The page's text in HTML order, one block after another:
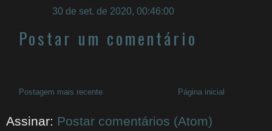
30 de set. de 2020, 00:46:00
Postar um comentário
Postagem mais recente Página inicial
Assinar: Postar comentários (Atom)